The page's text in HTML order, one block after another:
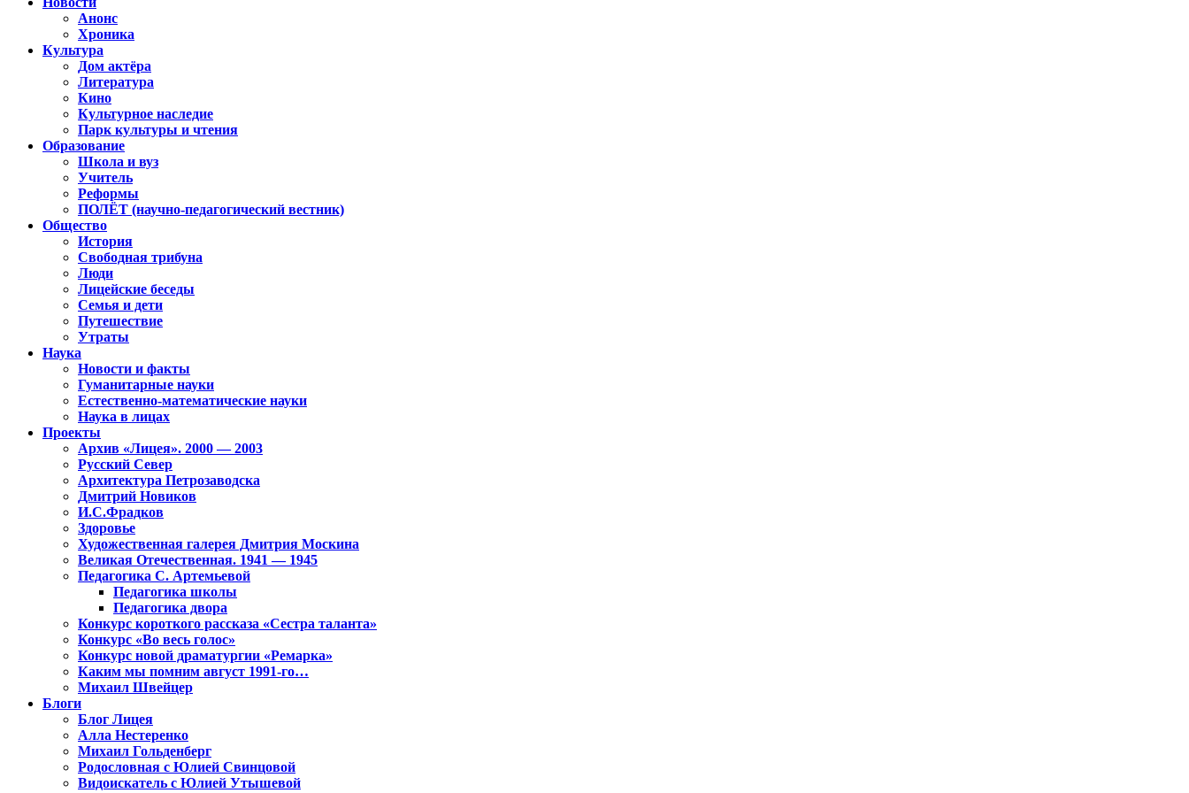
Анонс
Хроника
Культура
Дом актёра
Литература
Кино
Культурное наследие
Парк культуры и чтения
Образование
Школа и вуз
Учитель
Реформы
ПОЛЁТ (научно-педагогический вестник)
Общество
История
Свободная трибуна
Люди
Лицейские беседы
Семья и дети
Путешествие
Утраты
Наука
Новости и факты
Гуманитарные науки
Естественно-математические науки
Наука в лицах
Проекты
Архив «Лицея». 2000 — 2003
Русский Север
Архитектура Петрозаводска
Дмитрий Новиков
И.С.Фрадков
Здоровье
Художественная галерея Дмитрия Москина
Великая Отечественная. 1941 — 1945
Педагогика С. Артемьевой
Педагогика школы
Педагогика двора
Конкурс короткого рассказа «Сестра таланта»
Конкурс «Во весь голос»
Конкурс новой драматургии «Ремарка»
Каким мы помним август 1991-го…
Михаил Швейцер
Блоги
Блог Лицея
Алла Нестеренко
Михаил Гольденберг
Родословная с Юлией Свинцовой
Видоискатель с Юлией Утышевой